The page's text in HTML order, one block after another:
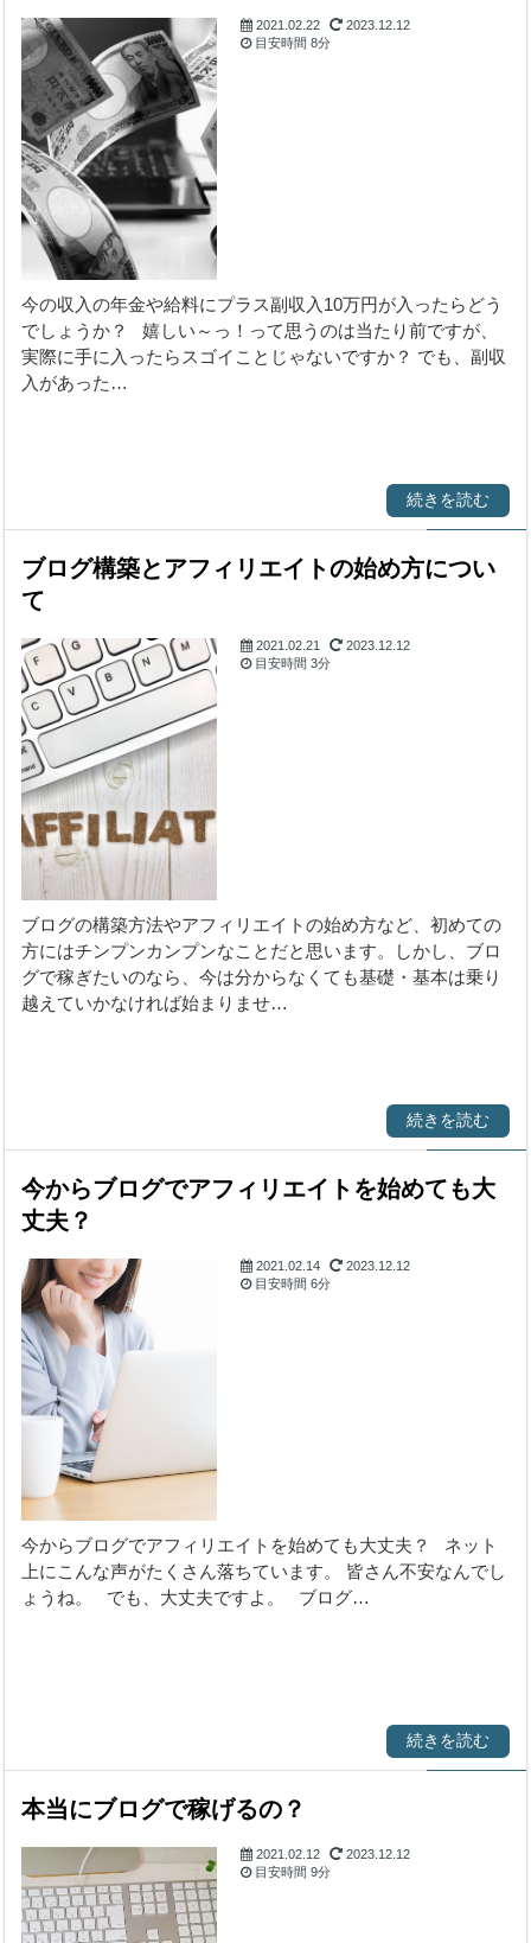
始める前に気になる
こと
2021.02.22
2023.12.12
目安時間8分
今の収入の年金や給料にプラス副収入10万円が入ったらどう
でしょうか？ 嬉しい～っ！って思うのは当たり前ですが、
実際に手に入ったらスゴイことじゃないですか？ でも、副収
入があった…
続きを読む
ブログ構築とアフィリエイトの始め方につい
て
始める前に気になる
こと
2021.02.21
2023.12.12
目安時間3分
ブログの構築方法やアフィリエイトの始め方など、初めての
方にはチンプンカンプンなことだと思います。しかし、ブロ
グで稼ぎたいのなら、今は分からなくても基礎・基本は乗り
越えていかなければ始まりませ…
続きを読む
今からブログでアフィリエイトを始めても大
丈夫？
始める前に気になる
こと
2021.02.14
2023.12.12
目安時間6分
今からブログでアフィリエイトを始めても大丈夫？ ネット
上にこんな声がたくさん落ちています。 皆さん不安なんでし
ょうね。 でも、大丈夫ですよ。 ブログ…
続きを読む
本当にブログで稼げるの？
2021.02.12
2023.12.12
目安時間9分